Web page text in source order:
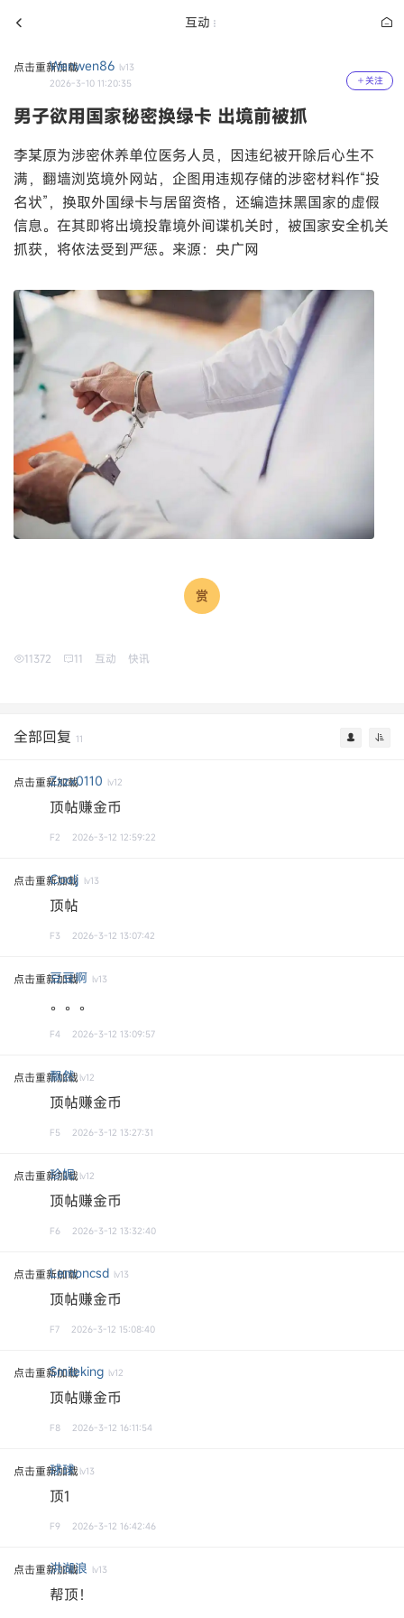
互动
点击重新加载Wenwen86 lv13
2026-3-10 11:20:35
关注
男子欲用国家秘密换绿卡 出境前被抓
李某原为涉密休养单位医务人员，因违纪被开除后心生不
满，翻墙浏览境外网站，企图用违规存储的涉密材料作“投
名状”，换取外国绿卡与居留资格，还编造抹黑国家的虚假
信息。在其即将出境投靠境外间谍机关时，被国家安全机关
抓获，将依法受到严惩。‌‌来源：央广网
11372 11 互动 快讯
全部回复 11
点击重新加载
Zxzx0110 lv12
顶帖赚金币
F2 2026-3-12 12:59:22
点击重新加载
Coolj lv13
顶帖
F3 2026-3-12 13:07:42
点击重新加载
豆豆啊 lv13
。。。
F4 2026-3-12 13:09:57
点击重新加载
飘然 lv12
顶帖赚金币
F5 2026-3-12 13:27:31
点击重新加载
珍妮 lv12
顶帖赚金币
F6 2026-3-12 13:32:40
点击重新加载Lemoncsd lv13
顶帖赚金币
F7 2026-3-12 15:08:40
点击重新加载Smileking lv12
顶帖赚金币
F8 2026-3-12 16:11:54
点击重新加载
球球 lv13
顶1
F9 2026-3-12 16:42:46
点击重新加载
洪湖浪 lv13
帮顶！